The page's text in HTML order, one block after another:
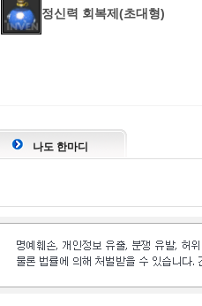
정신력 회복제(초대형)
나도 한마디